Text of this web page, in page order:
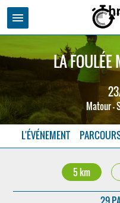
menu
LA
Matour -
L'ÉVÉNEMENT
5 km